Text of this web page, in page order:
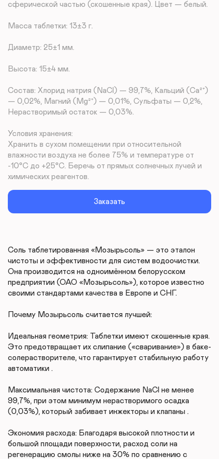
сферической частью (скошенные края). Цвет — белый.
Масса таблетки: 13±3 г.
Диаметр: 25±1 мм.
Высота: 15±4 мм.
Состав: Хлорид натрия (NaCl) — 99,7%, Кальций (Ca²⁺)
— 0,02%, Магний (Mg²⁺) — 0,01%, Сульфаты — 0,2%,
Нерастворимый остаток — 0,03%.
Условия хранения:
Хранить в сухом помещении при относительной
влажности воздуха не более 75% и температуре от
-10°С до +25°С. Беречь от прямых солнечных лучей и
химических реагентов.
Заказать
Соль таблетированная «Мозырьсоль» — это эталон
чистоты и эффективности для систем водоочистки.
Она производится на одноимённом белорусском
предприятии (ОАО «Мозырьсоль»), которое известно
своими стандартами качества в Европе и СНГ.
Почему Мозырьсоль считается лучшей:
Идеальная геометрия: Таблетки имеют скошенные края.
Это предотвращает их слипание («сваривание») в баке-
солерастворителе, что гарантирует стабильную работу
автоматики .
Максимальная чистота: Содержание NaCl не менее
99,7%, при этом минимум нерастворимого осадка
(0,03%), который забивает инжекторы и клапаны .
Экономия расхода: Благодаря высокой плотности и
большой площади поверхности, расход соли на
регенерацию смолы ниже на 30% по сравнению с